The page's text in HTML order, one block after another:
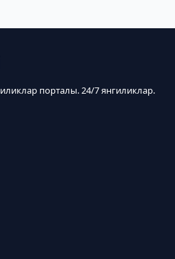
порталы. 24/7 янгиликлар.